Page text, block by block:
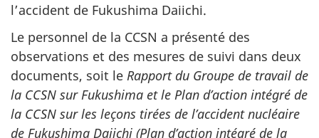
l’accident de Fukushima Daiichi.
Le personnel de la CCSN a présenté des
observations et des mesures de suivi dans deux
documents, soit le Rapport du Groupe de travail de
la CCSN sur Fukushima et le Plan d’action intégré de
la CCSN sur les leçons tirées de l’accident nucléaire
de Fukushima Daiichi (Plan d’action intégré de la